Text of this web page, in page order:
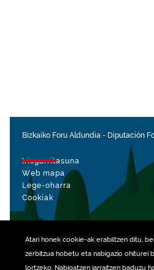
Atari honek cookie-ak erabiltzen ditu,
zerbitzua hobetu eta nabigazio ohiturei
lortzeko. Nabigatzen jarraitzen baduzu
Bizkaiko Foru Aldundia - Diputación
Irisgarritasuna
Web mapa
Lege-oharra
Cookiak